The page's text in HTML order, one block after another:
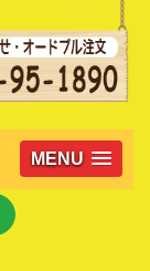
MENU